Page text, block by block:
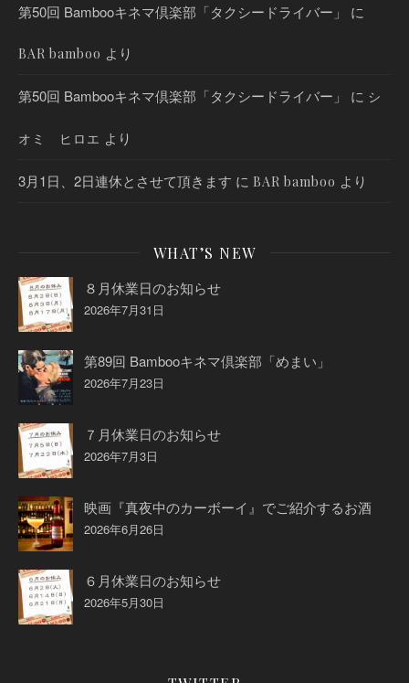
第50回 Bambooキネマ倶楽部「タクシードライバー」 に
BAR bamboo より
第50回 Bambooキネマ倶楽部「タクシードライバー」 に シ
オミ ヒロエ より
3月1日、2日連休とさせて頂きます に BAR bamboo より
WHAT’S NEW
８月休業日のお知らせ
2026年7月31日
第89回 Bambooキネマ倶楽部「めまい」
2026年7月23日
７月休業日のお知らせ
2026年7月3日
映画『真夜中のカーボーイ』でご紹介するお酒
2026年6月26日
６月休業日のお知らせ
2026年5月30日